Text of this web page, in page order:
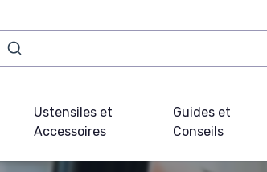
Ustensiles et
Accessoires
Guides et
Conseils